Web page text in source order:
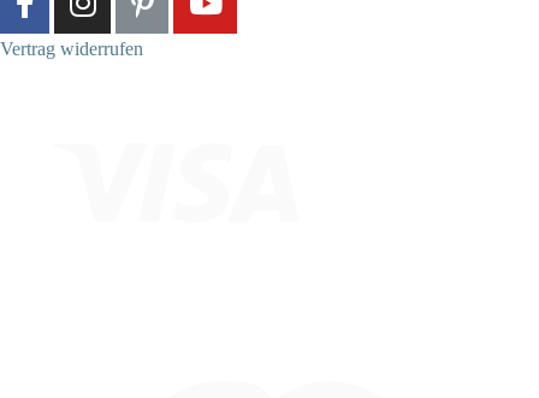
Vertrag widerrufen